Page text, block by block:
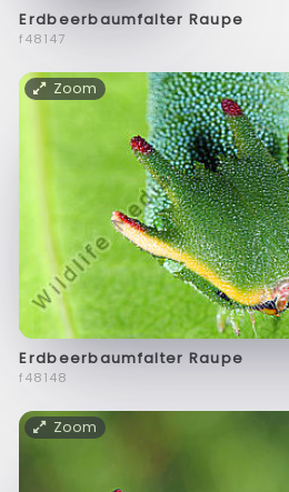
Erdbeerbaumfalter Raupe
f48147
Zoom
Erdbeerbaumfalter Raupe
f48148
Zoom